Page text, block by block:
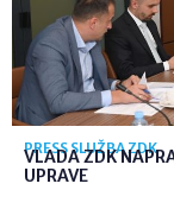
PRESS SLUŽBA ZDK
VLADA ZDK
UPRAVE